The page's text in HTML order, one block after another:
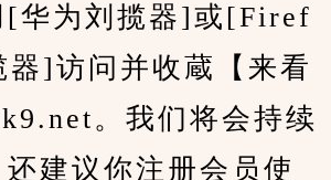
[华为刘揽器]或[Firef
器]访问并收蔵【来看
。我们将会持续
建议你注册会员使